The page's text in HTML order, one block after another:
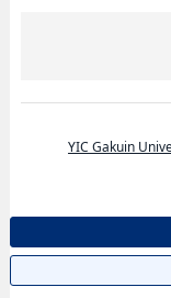
YIC Gakuin